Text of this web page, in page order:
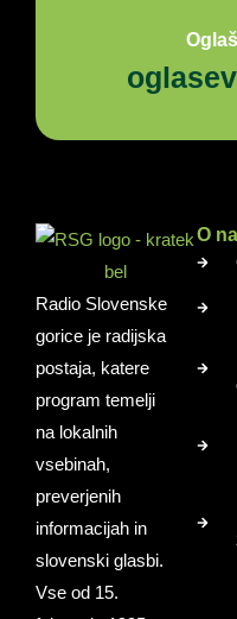
Radio Slovenske
gorice je radijska
postaja, katere
program temelji
na lokalnih
vsebinah,
preverjenih
informacijah in
slovenski glasbi.
Vse od 15.
O